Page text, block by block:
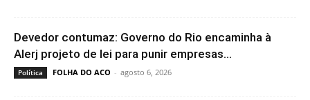
Devedor contumaz: Governo do Rio encaminha à
Alerj projeto de lei para punir empresas...
Política FOLHA DO ACO - agosto 6, 2026